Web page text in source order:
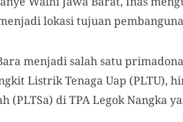
lokasi tujuan
menjadi salah satu
Listrik Tenaga Uap (PLTU),
(PLTSa) di TPA Legok Nangka